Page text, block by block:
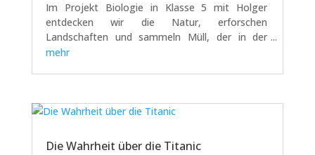
Im Projekt Biologie in Klasse 5 mit Holger
entdecken wir die Natur, erforschen
Landschaften und sammeln Müll, der in der
Natur rumliegt. Im Tierpark in Dünnwald haben
mehr
Die Wahrheit über die Titanic